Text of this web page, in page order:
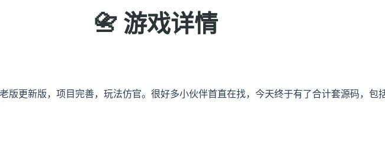
📇 游戏详情
版更新版，项目完善，玩法仿官。很好多小伙伴首直在找，今天终于有了合计套源码，包